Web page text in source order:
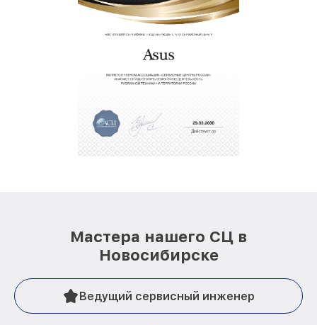
Мастера нашего СЦ в
Новосибирске
Ведущий сервисный инженер